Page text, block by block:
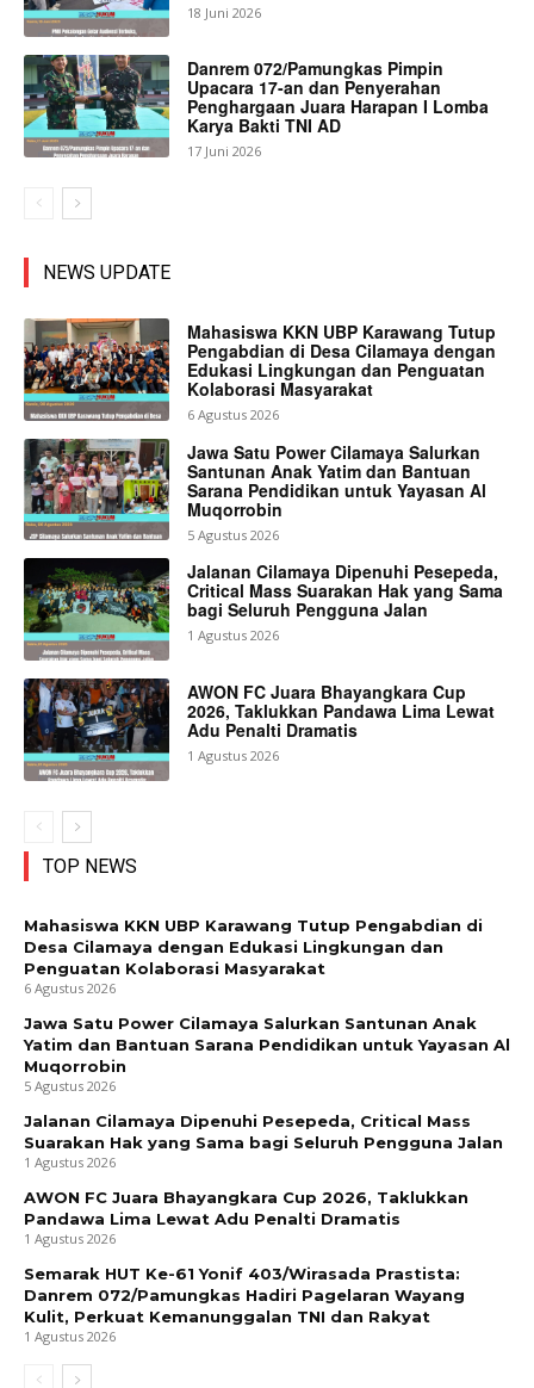
18 Juni 2026
Danrem 072/Pamungkas Pimpin
Upacara 17-an dan Penyerahan
Penghargaan Juara Harapan I Lomba
Karya Bakti TNI AD
17 Juni 2026
NEWS UPDATE
Mahasiswa KKN UBP Karawang Tutup
Pengabdian di Desa Cilamaya dengan
Edukasi Lingkungan dan Penguatan
Kolaborasi Masyarakat
6 Agustus 2026
Jawa Satu Power Cilamaya Salurkan
Santunan Anak Yatim dan Bantuan
Sarana Pendidikan untuk Yayasan Al
Muqorrobin
5 Agustus 2026
Jalanan Cilamaya Dipenuhi Pesepeda,
Critical Mass Suarakan Hak yang Sama
bagi Seluruh Pengguna Jalan
1 Agustus 2026
AWON FC Juara Bhayangkara Cup
2026, Taklukkan Pandawa Lima Lewat
Adu Penalti Dramatis
1 Agustus 2026
TOP NEWS
Mahasiswa KKN UBP Karawang Tutup Pengabdian di
Desa Cilamaya dengan Edukasi Lingkungan dan
Penguatan Kolaborasi Masyarakat
6 Agustus 2026
Jawa Satu Power Cilamaya Salurkan Santunan Anak
Yatim dan Bantuan Sarana Pendidikan untuk Yayasan Al
Muqorrobin
5 Agustus 2026
Jalanan Cilamaya Dipenuhi Pesepeda, Critical Mass
Suarakan Hak yang Sama bagi Seluruh Pengguna Jalan
1 Agustus 2026
AWON FC Juara Bhayangkara Cup 2026, Taklukkan
Pandawa Lima Lewat Adu Penalti Dramatis
1 Agustus 2026
Semarak HUT Ke-61 Yonif 403/Wirasada Prastista:
Danrem 072/Pamungkas Hadiri Pagelaran Wayang
Kulit, Perkuat Kemanunggalan TNI dan Rakyat
1 Agustus 2026